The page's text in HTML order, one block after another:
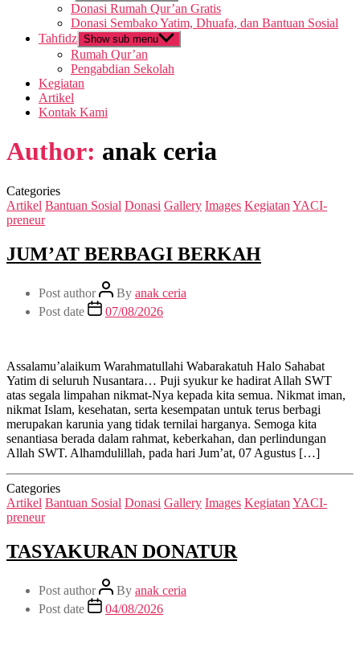
Donasi Rumah Qur’an Gratis
Donasi Sembako Yatim, Dhuafa, dan Bantuan Sosial
Tahfidz Show sub menu
Rumah Qur’an
Pengabdian Sekolah
Kegiatan
Artikel
Kontak Kami
Author: anak ceria
Categories
Artikel Bantuan Sosial Donasi Gallery Images Kegiatan YACI-
preneur
JUM’AT BERBAGI BERKAH
Post author By anak ceria
Post date
07/08/2026
Assalamu’alaikum Warahmatullahi Wabarakatuh Halo Sahabat
Yatim di seluruh Nusantara… Puji syukur ke hadirat Allah SWT
atas segala limpahan nikmat-Nya kepada kita semua. Nikmat iman,
nikmat Islam, kesehatan, serta kesempatan untuk terus berbagi
merupakan karunia yang tidak ternilai harganya. Semoga kita
senantiasa berada dalam rahmat, keberkahan, dan perlindungan
Allah SWT. Alhamdulillah, pada hari Jum’at, 07 Agustus […]
Categories
Artikel Bantuan Sosial Donasi Gallery Images Kegiatan YACI-
preneur
TASYAKURAN DONATUR
Post author By anak ceria
Post date
04/08/2026